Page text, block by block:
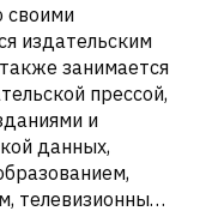
своими
издательским
занимается
прессой,
и
данных,
телевизионным